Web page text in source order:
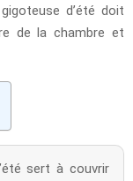
d’été doit
de la chambre et
sert à couvrir